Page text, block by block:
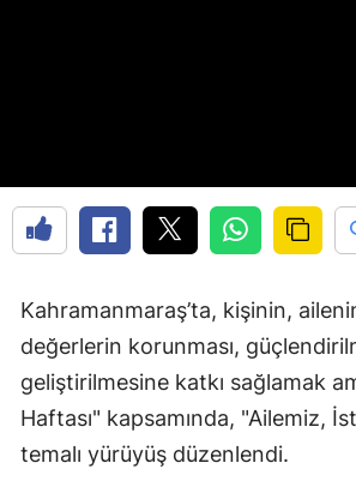
Kahramanmaraş’ta, kişinin,
değerlerin korunması,
geliştirilmesine katkı sağlamak
Haftası" kapsamında, "Ailemiz,
temalı yürüyüş düzenlendi.